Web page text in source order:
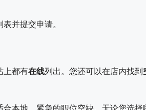
并提交申请。
上都有在线列出。您还可以在店内找到
本地、紧急的职位空缺。无论您选择